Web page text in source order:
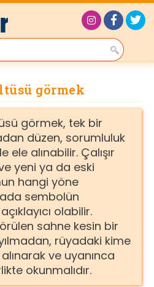
görmek
görmek, tek bir
düzen, sorumluluk
ele alınabilir. Çalışır
yeni ya da eski
hangi yöne
sembolün
olabilir.
sahne kesin bir
rüyadaki kime
ve uyanınca
okunmalıdır.